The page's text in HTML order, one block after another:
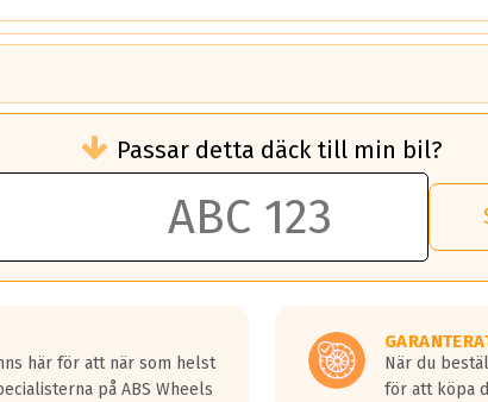
än ett klass G däck.
50 liter bränsle med ett klass A däck gentemot ett klass G
vilken rutt du kör, samt vilken körstil du använder.
lastbilar.
på en väg där det ligger 0.5-1.5 mm vatten.
fyra billängder( ca 18meter) mellan däck med betyg A
Passar detta däck till min bil?
här för att när som helst
på ABS Wheels
När du
för att köpa